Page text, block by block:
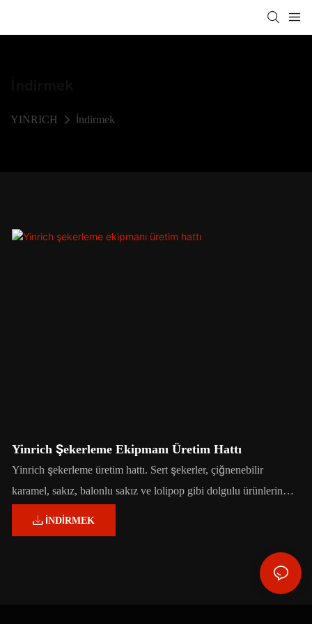
YINRICH İndirmek
Yinrich Şekerleme Ekipmanı Üretim Hattı
Yinrich şekerleme üretim hattı. Sert şekerler, çiğnenebilir
karamel, sakız, balonlu sakız ve lolipop gibi dolgulu ürünlerin
üretimi için uygundur.
INDIRMEK